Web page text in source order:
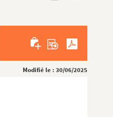
Modifié le : 30/06/2025